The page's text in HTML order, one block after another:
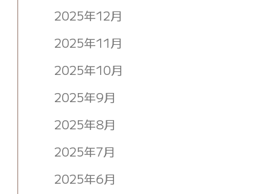
2025年12月
2025年11月
2025年10月
2025年9月
2025年8月
2025年7月
2025年6月